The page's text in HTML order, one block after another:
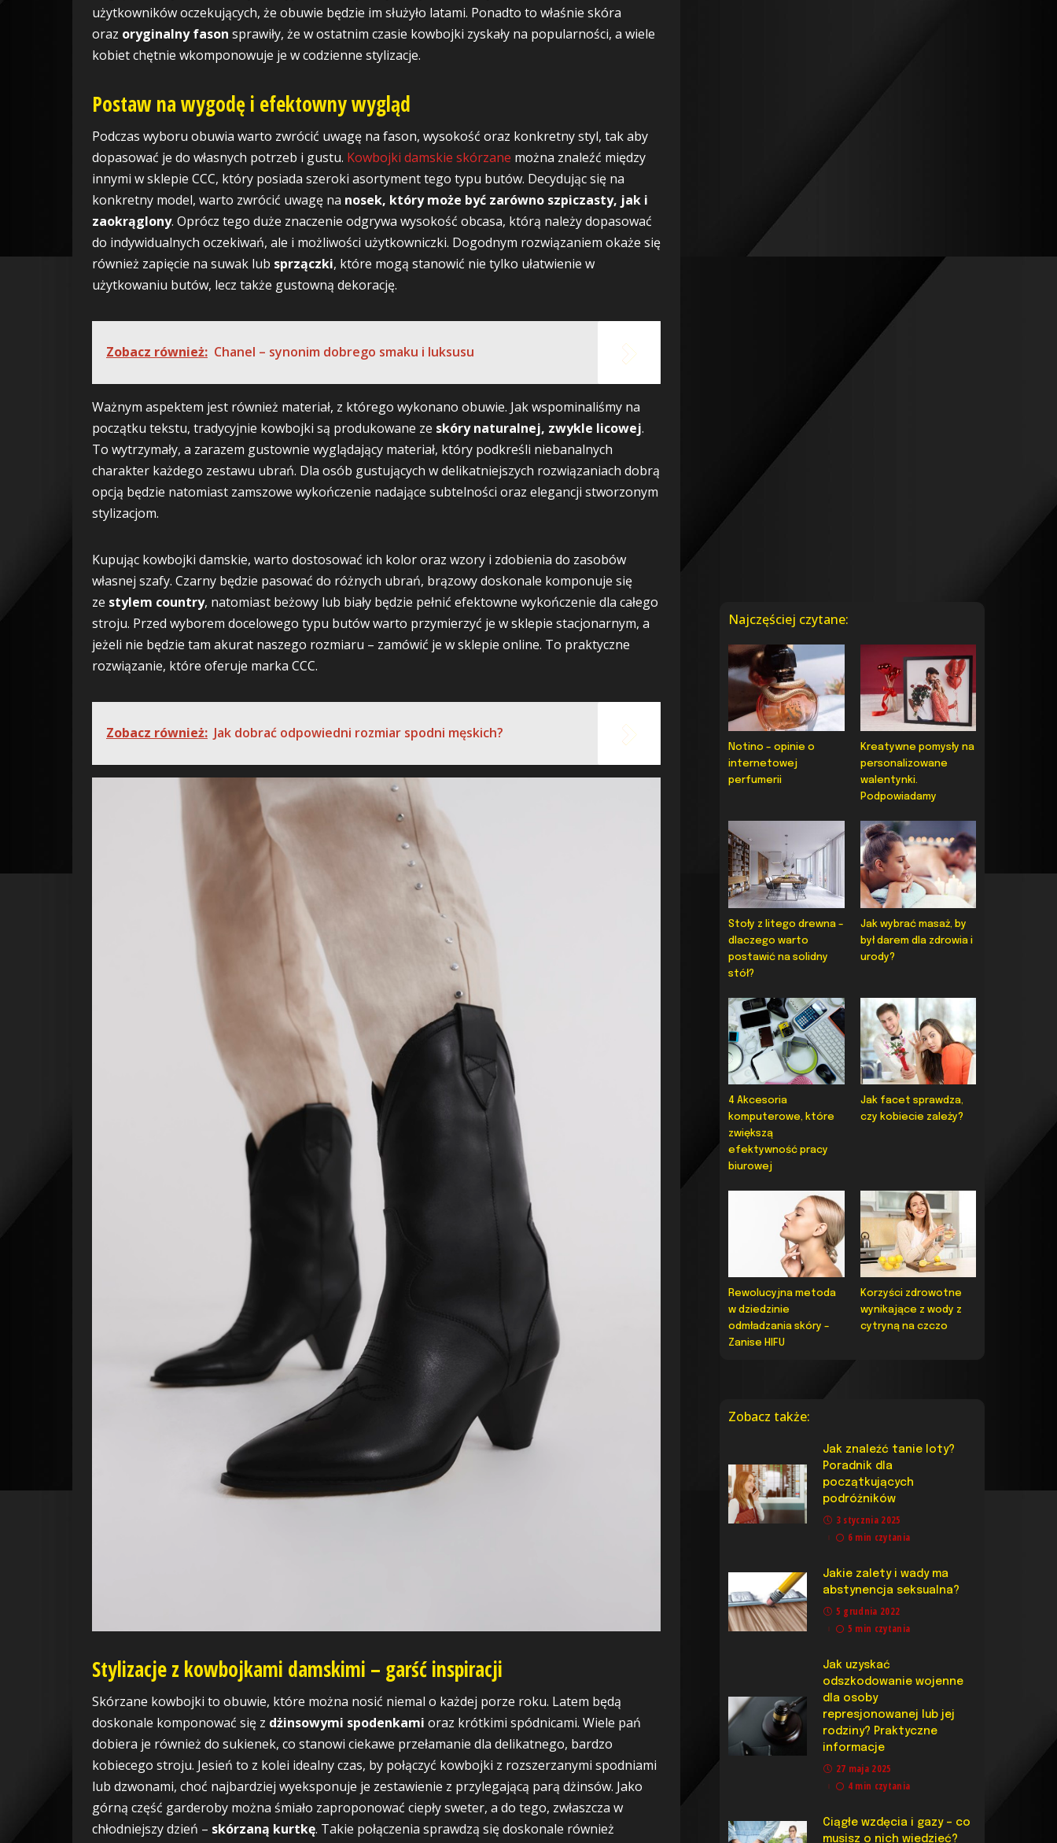
użytkowników oczekujących, że obuwie będzie im służyło latami. Ponadto to właśnie skóra
oraz oryginalny fason sprawiły, że w ostatnim czasie kowbojki zyskały na popularności, a wiele
kobiet chętnie wkomponowuje je w codzienne stylizacje.
Postaw na wygodę i efektowny wygląd
Podczas wyboru obuwia warto zwrócić uwagę na fason, wysokość oraz konkretny styl, tak aby
dopasować je do własnych potrzeb i gustu. Kowbojki damskie skórzane można znaleźć między
innymi w sklepie CCC, który posiada szeroki asortyment tego typu butów. Decydując się na
konkretny model, warto zwrócić uwagę na nosek, który może być zarówno szpiczasty, jak i
zaokrąglony. Oprócz tego duże znaczenie odgrywa wysokość obcasa, którą należy dopasować
do indywidualnych oczekiwań, ale i możliwości użytkowniczki. Dogodnym rozwiązaniem okaże się
również zapięcie na suwak lub sprzączki, które mogą stanowić nie tylko ułatwienie w
użytkowaniu butów, lecz także gustowną dekorację.
Zobacz również: Chanel – synonim dobrego smaku i luksusu
Ważnym aspektem jest również materiał, z którego wykonano obuwie. Jak wspominaliśmy na
początku tekstu, tradycyjnie kowbojki są produkowane ze skóry naturalnej, zwykle licowej.
To wytrzymały, a zarazem gustownie wyglądający materiał, który podkreśli niebanalnych
charakter każdego zestawu ubrań. Dla osób gustujących w delikatniejszych rozwiązaniach dobrą
opcją będzie natomiast zamszowe wykończenie nadające subtelności oraz elegancji stworzonym
stylizacjom.
Kupując kowbojki damskie, warto dostosować ich kolor oraz wzory i zdobienia do zasobów
własnej szafy. Czarny będzie pasować do różnych ubrań, brązowy doskonale komponuje się
ze stylem country, natomiast beżowy lub biały będzie pełnić efektowne wykończenie dla całego
stroju. Przed wyborem docelowego typu butów warto przymierzyć je w sklepie stacjonarnym, a
jeżeli nie będzie tam akurat naszego rozmiaru – zamówić je w sklepie online. To praktyczne
rozwiązanie, które oferuje marka CCC.
Zobacz również: Jak dobrać odpowiedni rozmiar spodni męskich?
Stylizacje z kowbojkami damskimi – garść inspiracji
Skórzane kowbojki to obuwie, które można nosić niemal o każdej porze roku. Latem będą
doskonale komponować się z dżinsowymi spodenkami oraz krótkimi spódnicami. Wiele pań
dobiera je również do sukienek, co stanowi ciekawe przełamanie dla delikatnego, bardzo
kobiecego stroju. Jesień to z kolei idealny czas, by połączyć kowbojki z rozszerzanymi spodniami
lub dzwonami, choć najbardziej wyeksponuje je zestawienie z przylegającą parą dżinsów. Jako
górną część garderoby można śmiało zaproponować ciepły sweter, a do tego, zwłaszcza w
chłodniejszy dzień – skórzaną kurtkę. Takie połączenia sprawdzą się doskonale również
Najczęściej czytane:
Notino – opinie o
internetowej
perfumerii
Kreatywne pomysły na
personalizowane
walentynki.
Podpowiadamy
Stoły z litego drewna –
dlaczego warto
postawić na solidny
stół?
Jak wybrać masaż, by
był darem dla zdrowia i
urody?
4 Akcesoria
komputerowe, które
zwiększą
efektywność pracy
biurowej
Jak facet sprawdza,
czy kobiecie zależy?
Rewolucyjna metoda
w dziedzinie
odmładzania skóry –
Zanise HIFU
Korzyści zdrowotne
wynikające z wody z
cytryną na czczo
Zobacz także:
Jak znaleźć tanie loty?
Poradnik dla
początkujących
podróżników
3 stycznia 2025
6 min czytania
Jakie zalety i wady ma
abstynencja seksualna?
5 grudnia 2022
5 min czytania
Jak uzyskać
odszkodowanie wojenne
dla osoby
represjonowanej lub jej
rodziny? Praktyczne
informacje
27 maja 2025
4 min czytania
Ciągłe wzdęcia i gazy – co
musisz o nich wiedzieć?